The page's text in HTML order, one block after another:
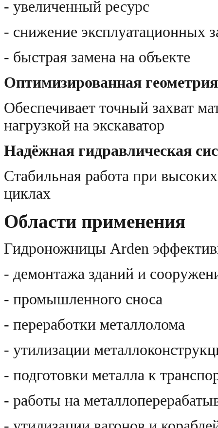
- увеличенный ресурс
- снижение эксплуатационных
- быстрая замена на объекте
Оптимизированная
Обеспечивает точный захват
нагрузкой на экскаватор
Надёжная гидравлическая
Стабильная работа при
циклах
Области применения
Гидроножницы Arden
- демонтажа зданий и
- промышленного сноса
- переработки металлолома
- утилизации
- подготовки металла к
- работы на